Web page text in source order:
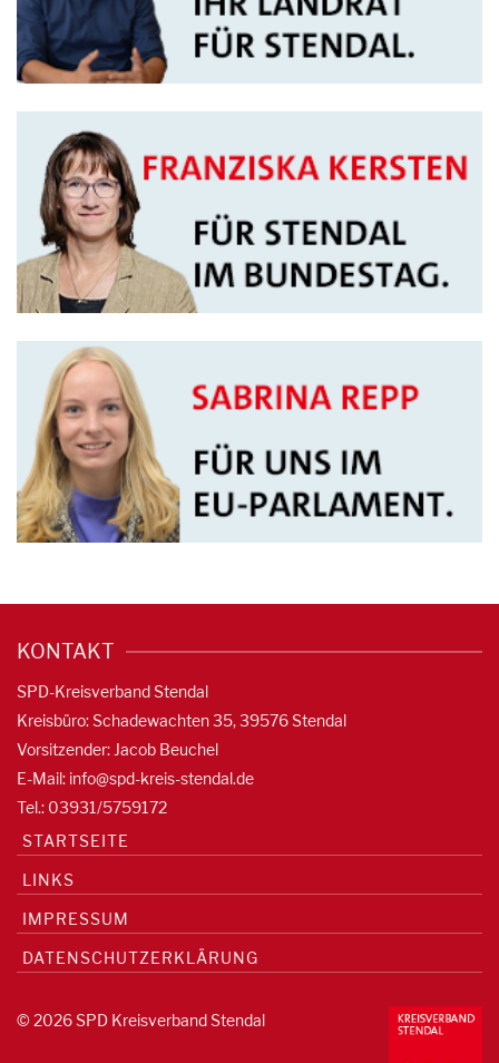
KONTAKT
SPD-Kreisverband Stendal
Kreisbüro: Schadewachten 35, 39576 Stendal
Vorsitzender: Jacob Beuchel
E-Mail: info@spd-kreis-stendal.de
Tel.: 03931/5759172
STARTSEITE
LINKS
IMPRESSUM
DATENSCHUTZERKLÄRUNG
© 2026 SPD Kreisverband Stendal